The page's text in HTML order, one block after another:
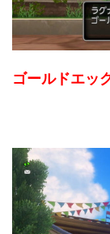
ゴールドエッ